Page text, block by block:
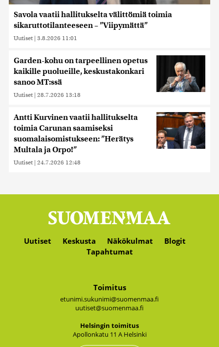
Savola vaatii hallitukselta välittömiä toimia
sikaruttotilanteeseen – ”Viipymättä”
Uutiset | 3.8.2026 11:01
Garden-kohu on tarpeellinen opetus
kaikille puolueille, keskustakonkari
sanoo MT:ssä
Uutiset | 28.7.2026 13:18
Antti Kurvinen vaatii hallitukselta
toimia Carunan saamiseksi
suomalaisomistukseen: ”Herätys
Multala ja Orpo!”
Uutiset | 24.7.2026 12:48
Uutiset Keskusta Näkökulmat
Blogit
Tapahtumat
Toimitus
etunimi.sukunimi@suomenmaa.fi
uutiset@suomenmaa.fi
Hel­sin­gin toi­mi­tus
Apol­lon­ka­tu 11 A Hel­sin­ki